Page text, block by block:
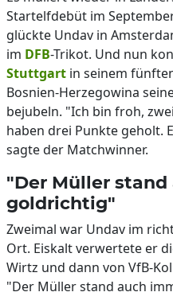
Startelfdebüt im
glückte Undav in
im DFB-Trikot. Und nun
Stuttgart in seinem
Bosnien-Herzegowina
bejubeln. "Ich bin froh,
haben drei Punkte geholt.
sagte der Matchwinner.
"Der Müller
goldrichtig"
Zweimal war Undav im
Ort. Eiskalt verwertete er
Wirtz und dann von VfB-
"Der Müller stand auch